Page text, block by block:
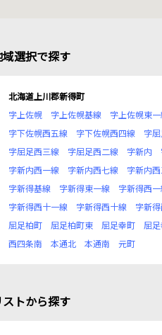
選択で探す
北海道上川郡新得町
字上佐幌
字上佐幌基線 字上佐幌東一
字下佐幌西五線
字下佐幌西四線 字
字屈足西三線
字屈足西二線 字新内
字新内西一線
字新内西七線 字新内
字新得基線
字新得東一線 字新得西
字新得西十一線
字新得西十線 字新
屈足柏町
屈足柏町東 屈足幸町 屈
西四条南
本通北 本通南 元町
ストから探す